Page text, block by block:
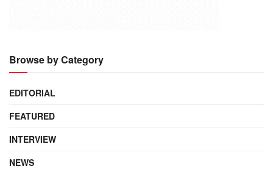
Browse by Category
EDITORIAL
FEATURED
INTERVIEW
NEWS